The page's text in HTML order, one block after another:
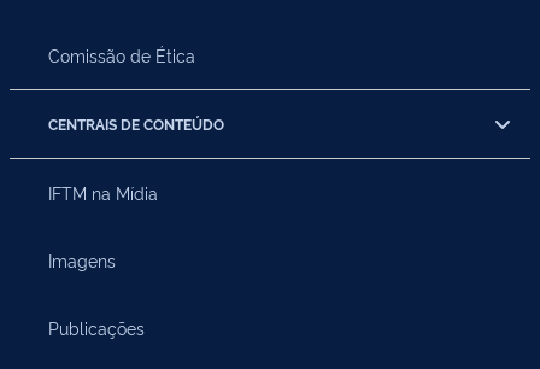
Comissão de Ética
CENTRAIS DE CONTEÚDO
IFTM na Mídia
Imagens
Publicações